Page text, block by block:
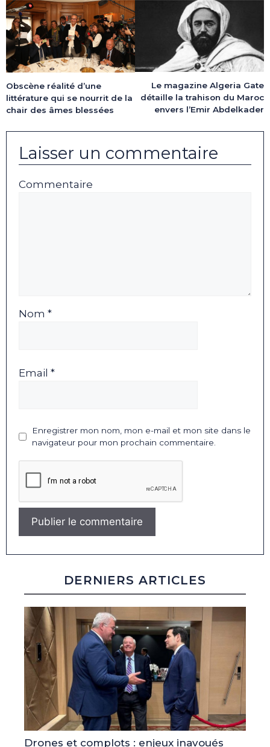
Obscène réalité d’une
littérature qui se nourrit de la
chair des âmes blessées
Le magazine Algeria Gate
détaille la trahison du Maroc
envers l’Emir Abdelkader
Laisser un commentaire
Commentaire
Nom *
Email *
Enregistrer mon nom, mon e-mail et mon site dans le
navigateur pour mon prochain commentaire.
DERNIERS ARTICLES
Drones et complots : enjeux inavoués